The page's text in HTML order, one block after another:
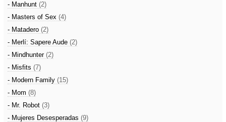
- Manhunt (2)
- Masters of Sex (4)
- Matadero (2)
- Merlí: Sapere Aude (2)
- Mindhunter (2)
- Misfits (7)
- Modern Family (15)
- Mom (8)
- Mr. Robot (3)
- Mujeres Desesperadas (9)